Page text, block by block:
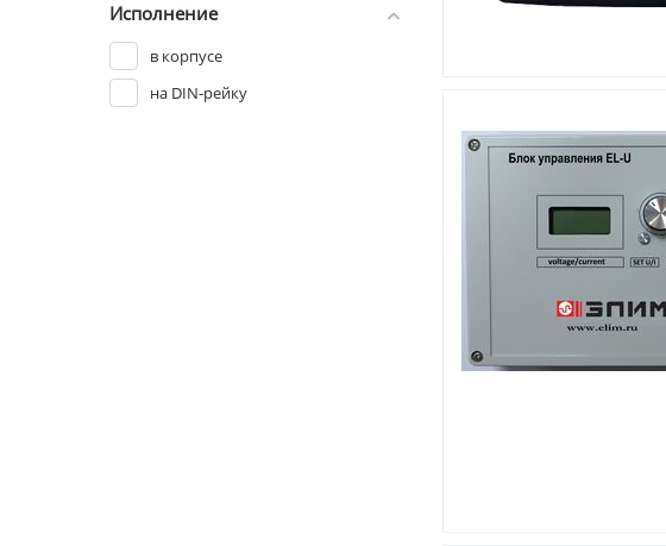
Исполнение
в корпусе
на DIN-рейку